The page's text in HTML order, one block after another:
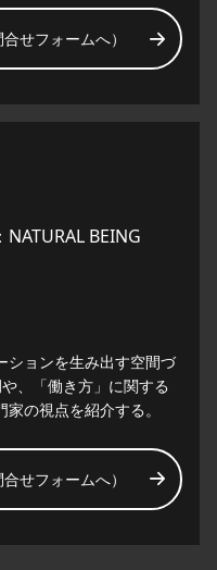
せフォームへ）
NATURAL BEING
ションを生み出す空間づ
、「働き方」に関する
の視点を紹介する。
せフォームへ）